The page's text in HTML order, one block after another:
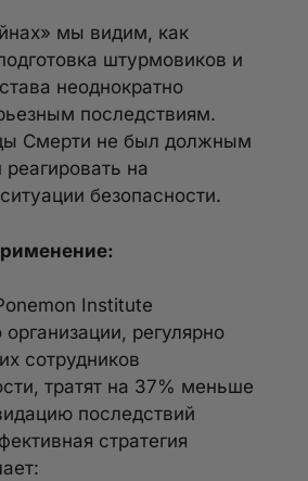
мы видим, как
штурмовиков и
неоднократно
последствиям.
Смерти не был должным
на
безопасности.
Institute
регулярно
сотрудников
тратят на 37% меньше
последствий
стратегия